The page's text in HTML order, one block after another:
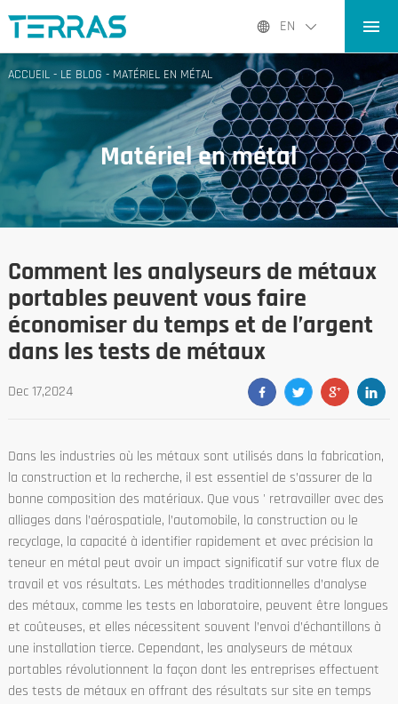
EN
ACCUEIL
PRODUITS PRODUITS
APPLICATIONS
LE BLOG
À PROPOS DE NOUS
CONTACT CONTACT
ACCUEIL- LE BLOG - MATÉRIEL EN MÉTAL
Matériel en métal
Comment les analyseurs de métaux
portables peuvent vous faire
économiser du temps et de l’argent
dans les tests de métaux
Dec 17,2024
Dans les industries où les métaux sont utilisés dans la fabrication,
la construction et la recherche, il est essentiel de s’assurer de la
bonne composition des matériaux. Que vous ' retravailler avec des
alliages dans l’aérospatiale, l’automobile, la construction ou le
recyclage, la capacité à identifier rapidement et avec précision la
teneur en métal peut avoir un impact significatif sur votre flux de
travail et vos résultats. Les méthodes traditionnelles d’analyse
des métaux, comme les tests en laboratoire, peuvent être longues
et coûteuses, et elles nécessitent souvent l’envoi d’échantillons à
une installation tierce. Cependant, les analyseurs de métaux
portables révolutionnent la façon dont les entreprises effectuent
des tests de métaux en offrant des résultats sur site en temps